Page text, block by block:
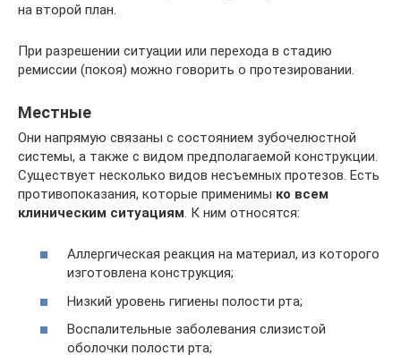
на второй план.
При разрешении ситуации или перехода в стадию
ремиссии (покоя) можно говорить о протезировании.
Местные
Они напрямую связаны с состоянием зубочелюстной
системы, а также с видом предполагаемой конструкции.
Существует несколько видов несъемных протезов. Есть
противопоказания, которые применимы ко всем
клиническим ситуациям. К ним относятся:
Аллергическая реакция на материал, из которого
изготовлена конструкция;
Низкий уровень гигиены полости рта;
Воспалительные заболевания слизистой
оболочки полости рта;